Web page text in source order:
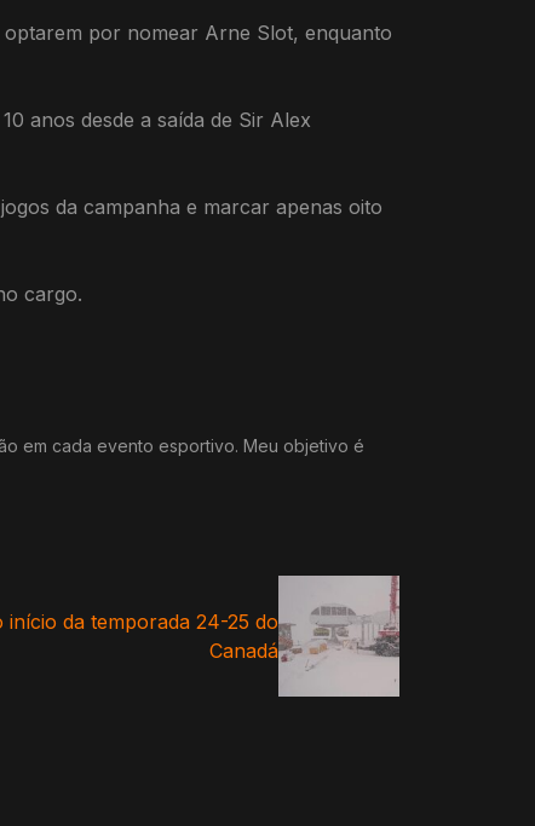
por nomear Arne Slot, enquanto
anos desde a saída de Sir Alex
da campanha e marcar apenas oito
cargo.
em cada evento esportivo. Meu objetivo é
início da temporada 24-25 do
Canadá